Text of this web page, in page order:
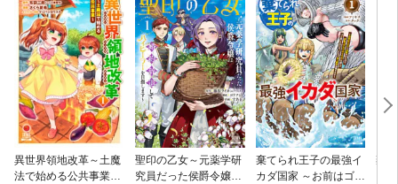
異世界領地改革～土魔
法で始める公共事業～
聖印の乙女～元薬学研
究員だった侯爵令嬢は
棄てられ王子の最強イ
カダ国家 ～お前はゴミ
棄